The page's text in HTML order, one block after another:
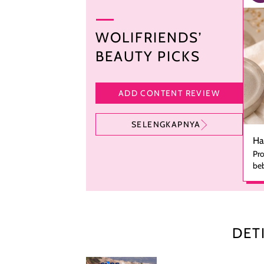
WOLIFRIENDS’
BEAUTY PICKS
ADD CONTENT REVIEW
SELENGKAPNYA